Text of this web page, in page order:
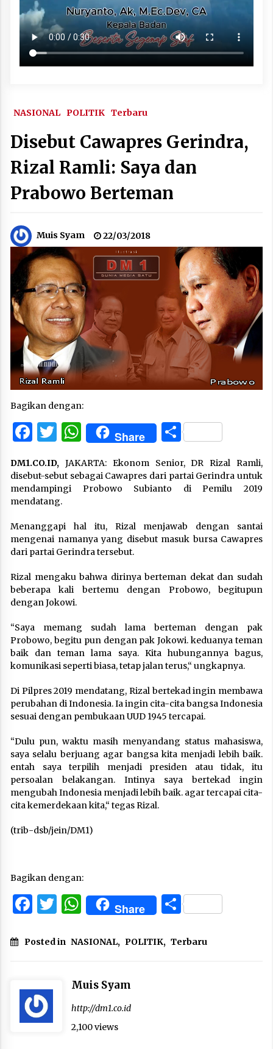
NASIONAL POLITIK Terbaru
Disebut Cawapres Gerindra,
Rizal Ramli: Saya dan
Prabowo Berteman
Muis Syam 22/03/2018
Bagikan dengan:
Facebook
Twitter
WhatsApp
Share Share
DM1.CO.ID, JAKARTA: Ekonom Senior, DR Rizal Ramli,
disebut-sebut sebagai Cawapres dari partai Gerindra untuk
mendampingi Probowo Subianto di Pemilu 2019
mendatang.
Menanggapi hal itu, Rizal menjawab dengan santai
mengenai namanya yang disebut masuk bursa Cawapres
dari partai Gerindra tersebut.
Rizal mengaku bahwa dirinya berteman dekat dan sudah
beberapa kali bertemu dengan Probowo, begitupun
dengan Jokowi.
“Saya memang sudah lama berteman dengan pak
Probowo, begitu pun dengan pak Jokowi. keduanya teman
baik dan teman lama saya. Kita hubungannya bagus,
komunikasi seperti biasa, tetap jalan terus,“ ungkapnya.
Di Pilpres 2019 mendatang, Rizal bertekad ingin membawa
perubahan di Indonesia. Ia ingin cita-cita bangsa Indonesia
sesuai dengan pembukaan UUD 1945 tercapai.
“Dulu pun, waktu masih menyandang status mahasiswa,
saya selalu berjuang agar bangsa kita menjadi lebih baik.
entah saya terpilih menjadi presiden atau tidak, itu
persoalan belakangan. Intinya saya bertekad ingin
mengubah Indonesia menjadi lebih baik. agar tercapai cita-
cita kemerdekaan kita,“ tegas Rizal.
(trib-dsb/jein/DM1)
Bagikan dengan:
Facebook
Twitter
WhatsApp
Share Share
Posted in NASIONAL, POLITIK, Terbaru
Muis Syam
http://dm1.co.id
2,100 views